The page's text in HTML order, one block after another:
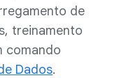
de
treinamento
comando
Dados.